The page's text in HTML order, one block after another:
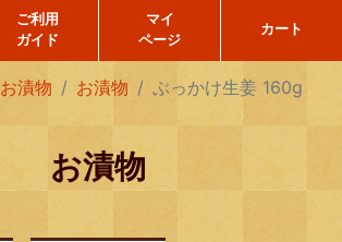
ご利用
ガイド
マイ
ページ
カート
お漬物 お漬物 ぶっかけ生姜 160g
お漬物